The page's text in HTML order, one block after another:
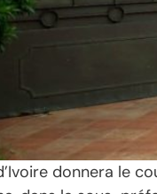
donnera le